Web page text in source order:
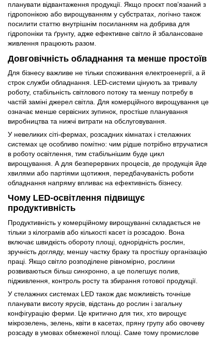
планувати відвантаження продукції. Якщо проєкт пов’язаний з
гідропонікою або вирощуванням у субстратах, логічно також
посилити статтю внутрішнім посиланням на добрива для
гідропоніки та ґрунту, адже ефективне світло й збалансоване
живлення працюють разом.
Довговічність обладнання та менше простоїв
Для бізнесу важливе не тільки споживання електроенергії, а й
строк служби обладнання. LED-системи цінують за тривалу
роботу, стабільність світлового потоку та меншу потребу в
частій заміні джерел світла. Для комерційного вирощування це
означає менше сервісних зупинок, простіше планування
виробництва та нижчі витрати на обслуговування.
У невеликих сіті-фермах, розсадних кімнатах і стелажних
системах це особливо помітно: чим рідше потрібно втручатися
в роботу освітлення, тим стабільнішим буде цикл
вирощування. А для безперервних процесів, де продукція йде
хвилями або партіями щотижня, передбачуваність роботи
обладнання напряму впливає на ефективність бізнесу.
Чому LED-освітлення підвищує
продуктивність
Продуктивність у комерційному вирощуванні складається не
тільки з кілограмів або кількості касет із розсадою. Вона
включає швидкість обороту площі, однорідність рослин,
зручність догляду, меншу частку браку та простішу організацію
праці. Якщо світло розподілене рівномірно, рослини
розвиваються більш синхронно, а це полегшує полив,
підживлення, контроль росту та збирання готової продукції.
У стелажних системах LED також дає можливість точніше
планувати висоту ярусів, відстань до рослин і загальну
конфігурацію ферми. Це критично для тих, хто вирощує
мікрозелень, зелень, квіти в касетах, пряну групу або овочеву
розсаду в умовах обмеженої площі. Саме тому промислове